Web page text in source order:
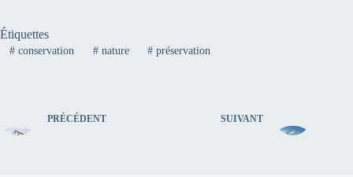
Étiquettes
#conservation #nature # préservation
PRÉCÉDENT SUIVANT